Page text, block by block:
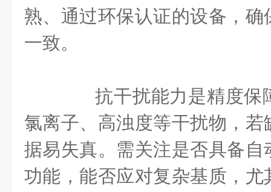
熟、通过环保认证的设备，
一致。
抗干扰能力是精度保
氯离子、高浊度等干扰物，
据易失真。需关注是否具备
功能，能否应对复杂基质，